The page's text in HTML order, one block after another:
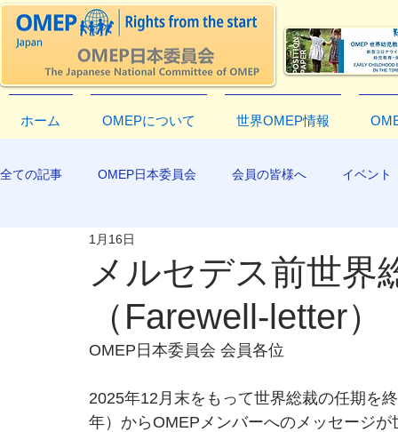
ホーム OMEPについて 世界OMEP情報
全ての記事 OMEP日本委員会 会員の皆様へ イベント
EXCO-COMMUNICATION
メルセデス前世界
（Farewell-letter）
1月16日
OMEP日本委員会 会員各位
2025年12月末をもって世界総裁の任期を
年）からOMEPメンバーへのメッセージ